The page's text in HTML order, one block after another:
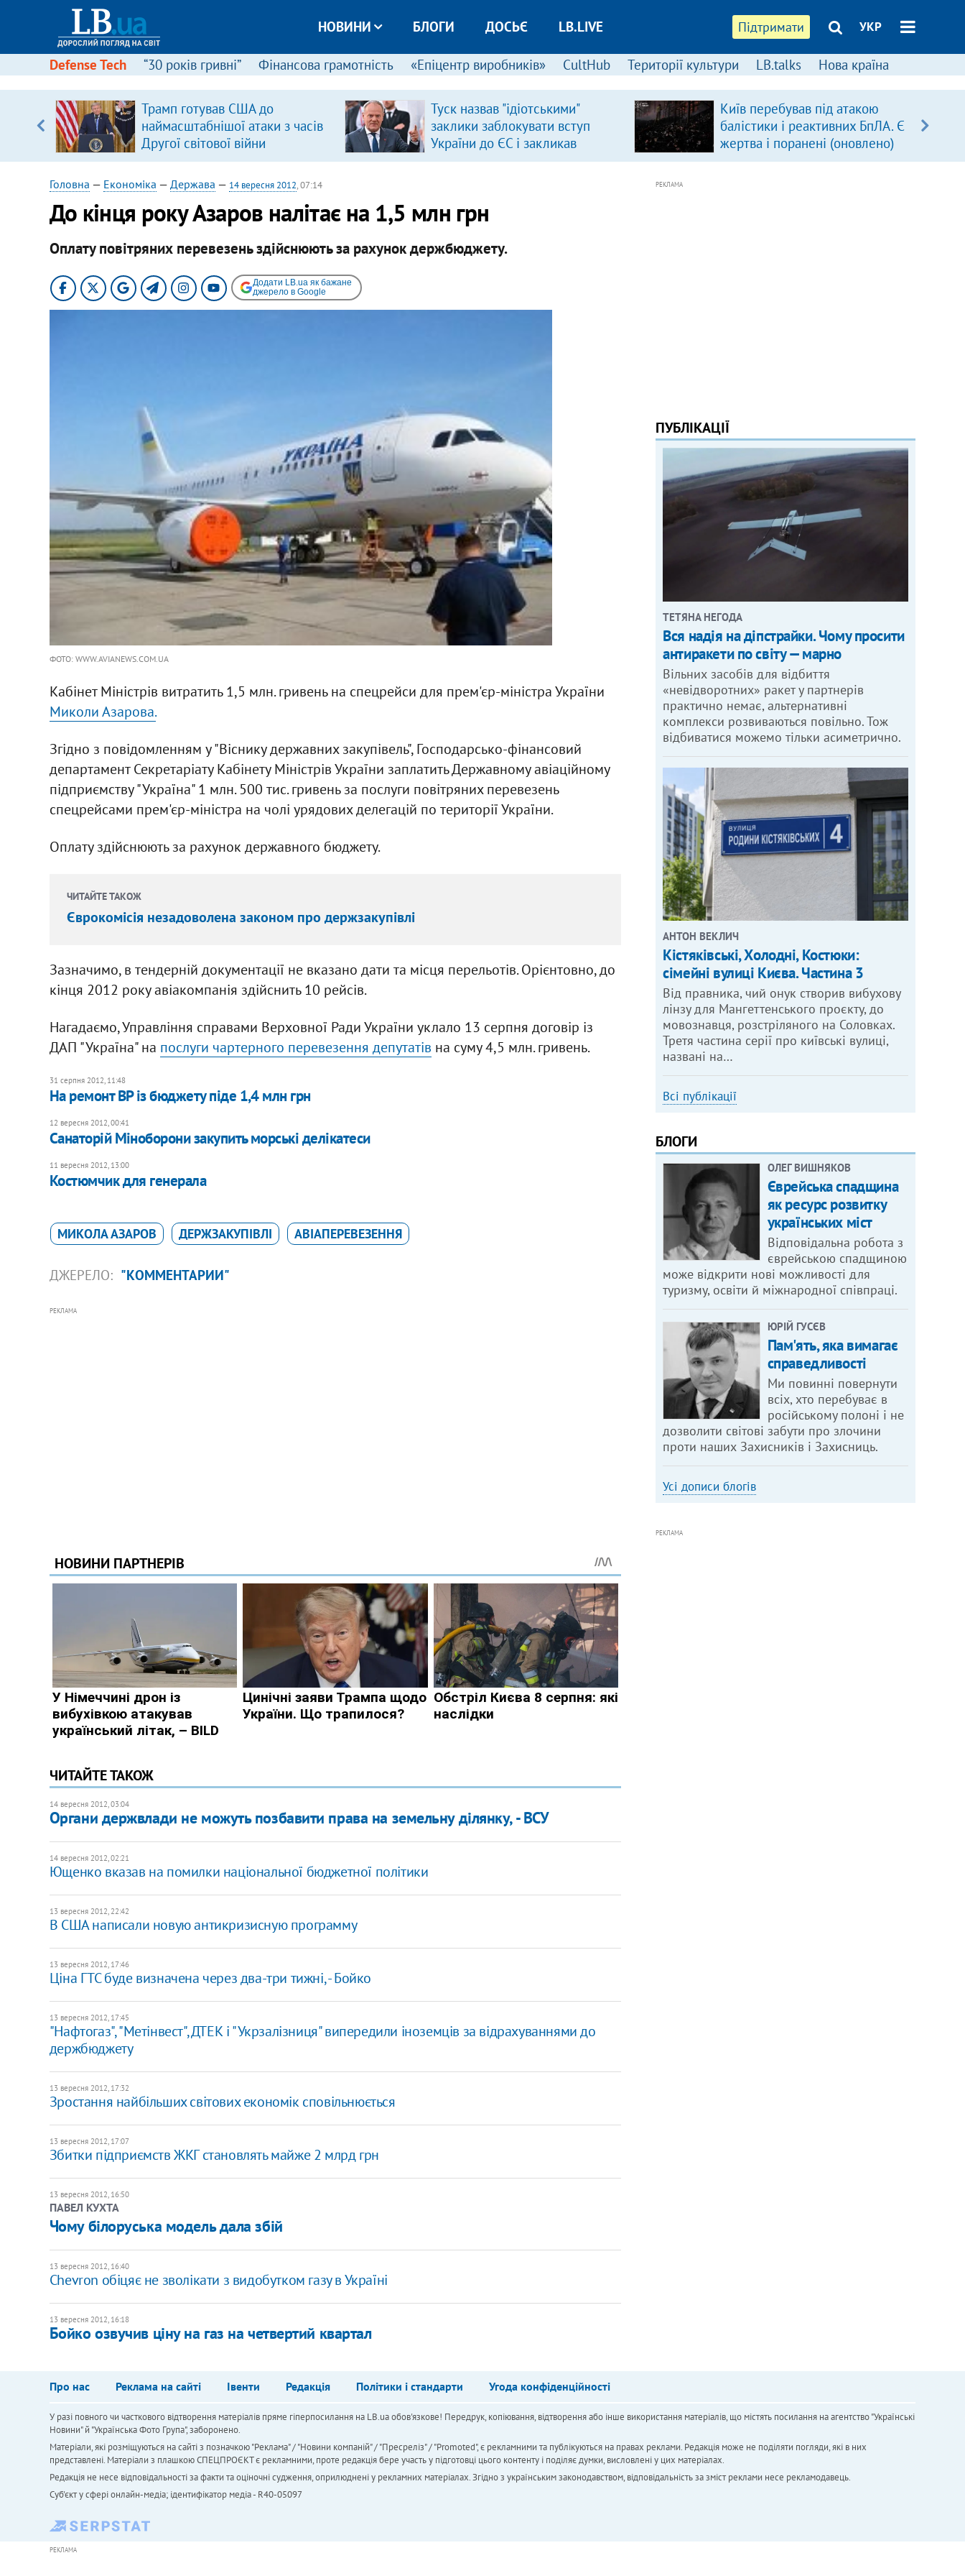
Підтримати УКР
НОВИНИ БЛОГИ ДОСЬЄ LB.LIVE
Defense Tech “30 років гривні” Фінансова грамотність «Епіцентр виробників» CultHub Території культури LB.talks Нова країна
Трамп готував США до
наймасштабнішої атаки з часів
Другої світової війни
Туск назвав "ідіотськими"
заклики заблокувати вступ
України до ЄС і закликав
припинити антиукраїнську
Київ перебував під атакою
балістики і реактивних БпЛА. Є
жертва і поранені (оновлено)
Головна — Економіка — Держава — 14 вересня 2012, 07:14
До кінця року Азаров налітає на 1,5 млн грн
Оплату повітряних перевезень здійснюють за рахунок держбюджету.
Додати LB.ua як бажане
джерело в Google
ФОТО: WWW.AVIANEWS.COM.UA
Кабінет Міністрів витратить 1,5 млн. гривень на спецрейси для прем'єр-міністра України
Миколи Азарова.
Згідно з повідомленням у "Віснику державних закупівель", Господарсько-фінансовий
департамент Секретаріату Кабінету Міністрів України заплатить Державному авіаційному
підприємству "Україна" 1 млн. 500 тис. гривень за послуги повітряних перевезень
спецрейсами прем'єр-міністра на чолі урядових делегацій по території України.
Оплату здійснюють за рахунок державного бюджету.
ЧИТАЙТЕ ТАКОЖ
Єврокомісія незадоволена законом про держзакупівлі
Зазначимо, в тендерній документації не вказано дати та місця перельотів. Орієнтовно, до
кінця 2012 року авіакомпанія здійснить 10 рейсів.
Нагадаємо, Управління справами Верховної Ради України уклало 13 серпня договір із
ДАП "Україна" на послуги чартерного перевезення депутатів на суму 4,5 млн. гривень.
31 серпня 2012, 11:48
На ремонт ВР із бюджету піде 1,4 млн грн
12 вересня 2012, 00:41
Санаторій Міноборони закупить морські делікатеси
11 вересня 2012, 13:00
Костюмчик для генерала
МИКОЛА АЗАРОВ ДЕРЖЗАКУПІВЛІ АВІАПЕРЕВЕЗЕННЯ
ДЖЕРЕЛО: "КОММЕНТАРИИ"
РЕКЛАМА
ЧИТАЙТЕ ТАКОЖ
14 вересня 2012, 03:04
Органи держвлади не можуть позбавити права на земельну ділянку, - ВСУ
14 вересня 2012, 02:21
Ющенко вказав на помилки національної бюджетної політики
13 вересня 2012, 22:42
В США написали новую антикризисную программу
13 вересня 2012, 17:46
Ціна ГТС буде визначена через два-три тижні, - Бойко
13 вересня 2012, 17:45
"Нафтогаз", "Метінвест", ДТЕК і "Укрзалізниця" випередили іноземців за відрахуваннями до
держбюджету
13 вересня 2012, 17:32
Зростання найбільших світових економік сповільнюється
13 вересня 2012, 17:07
Збитки підприємств ЖКГ становлять майже 2 млрд грн
13 вересня 2012, 16:50
ПАВЕЛ КУХТА
Чому білоруська модель дала збій
13 вересня 2012, 16:40
Chevron обіцяє не зволікати з видобутком газу в Україні
13 вересня 2012, 16:18
Бойко озвучив ціну на газ на четвертий квартал
РЕКЛАМА
ПУБЛІКАЦІЇ
ТЕТЯНА НЕГОДА
Вся надія на діпстрайки. Чому просити
антиракети по світу — марно
Вільних засобів для відбиття
«невідворотних» ракет у партнерів
практично немає, альтернативні
комплекси розвиваються повільно. Тож
відбиватися можемо тільки асиметрично.
АНТОН ВЕКЛИЧ
Кістяківські, Холодні, Костюки:
сімейні вулиці Києва. Частина 3
Від правника, чий онук створив вибухову
лінзу для Мангеттенського проєкту, до
мовознавця, розстріляного на Соловках.
Третя частина серії про київські вулиці,
названі на…
Всі публікації
БЛОГИ
ОЛЕГ ВИШНЯКОВ
Єврейська спадщина
як ресурс розвитку
українських міст
Відповідальна робота з
єврейською спадщиною
може відкрити нові можливості для
туризму, освіти й міжнародної співпраці.
ЮРІЙ ГУСЄВ
Пам'ять, яка вимагає
справедливості
Ми повинні повернути
всіх, хто перебуває в
російському полоні і не
дозволити світові забути про злочини
проти наших Захисників і Захисниць.
Усі дописи блогів
РЕКЛАМА
Про нас Реклама на сайті Івенти Редакція Політики і стандарти Угода конфіденційності
У разі повного чи часткового відтворення матеріалів пряме гіперпосилання на LB.ua обов'язкове! Передрук, копіювання, відтворення або інше використання матеріалів, що містять посилання на агентство "Українськi
Новини" й "Українська Фото Група", заборонено.
Матеріали, які розміщуються на сайті з позначкою "Реклама" / "Новини компаній" / "Пресреліз" / "Promoted", є рекламними та публікуються на правах реклами. Редакція може не поділяти погляди, які в них
представлені. Матеріали з плашкою СПЕЦПРОЄКТ є рекламними, проте редакція бере участь у підготовці цього контенту і поділяє думки, висловлені у цих матеріалах.
Редакція не несе відповідальності за факти та оціночні судження, оприлюднені у рекламних матеріалах. Згідно з українським законодавством, відповідальність за зміст реклами несе рекламодавець.
Cуб'єкт у сфері онлайн-медіа; ідентифікатор медіа - R40-05097
РЕКЛАМА